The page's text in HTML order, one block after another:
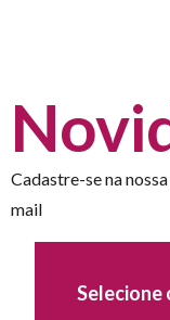
Cadastre-se na
mail
Selecione